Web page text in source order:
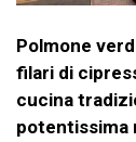
Polmone
filari di
cucina
potentissima